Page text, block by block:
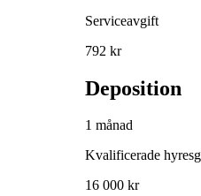
Serviceavgift
792 kr
Deposition
1 månad
Kvalificerade
16 000 kr